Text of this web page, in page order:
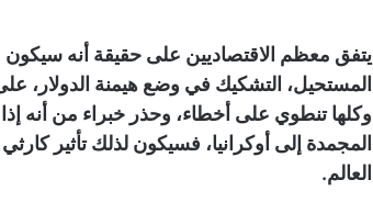
يتفق معظم الاقتصاديين على حقيقة أنه
المستحيل، التشكيك في وضع هيمنة الدولار،
وكلها تنطوي على أخطاء، وحذر خبراء من أنه
المجمدة إلى أوكرانيا، فسيكون لذلك تأثير
العالم.